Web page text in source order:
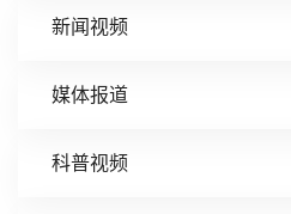
新闻视频
媒体报道
科普视频